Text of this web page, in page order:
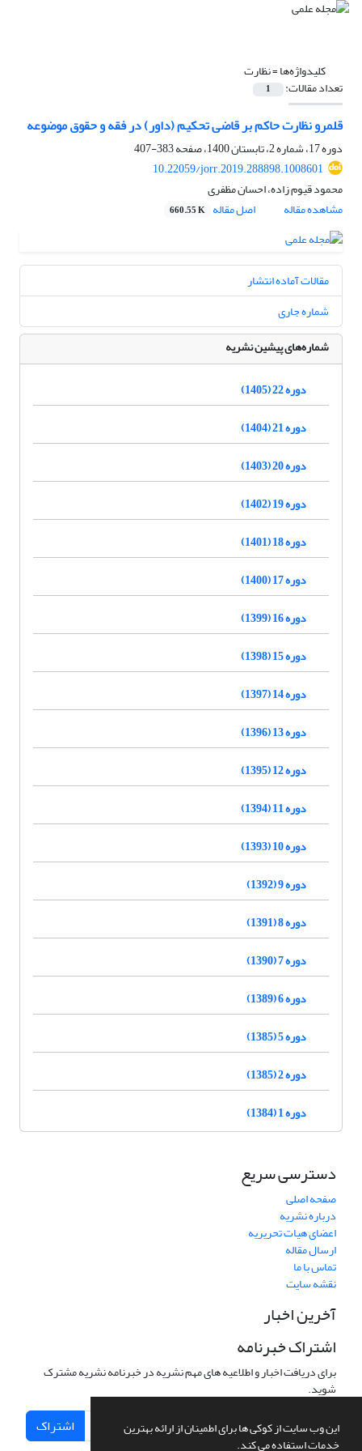
این وب سایت از کوکی ها برای اطمینان از ارائه بهترین
خدمات استفاده می کند.
کلیدواژه‌ها =نظارت
تعداد مقالات: 1
قلمرو نظارت حاکم بر قاضی تحکیم (داور) در فقه و حقوق موضوعه
دوره 17، شماره 2، تابستان 1400، صفحه
383-407
10.22059/jorr.2019.288898.1008601
محمود قیوم زاده، احسان مظفری
مشاهده مقاله
اصل مقاله 660.55 K
مقالات آماده انتشار
شماره جاری
شماره‌های پیشین نشریه
دوره 22 (1405)
دوره 21 (1404)
دوره 20 (1403)
دوره 19 (1402)
دوره 18 (1401)
دوره 17 (1400)
دوره 16 (1399)
دوره 15 (1398)
دوره 14 (1397)
دوره 13 (1396)
دوره 12 (1395)
دوره 11 (1394)
دوره 10 (1393)
دوره 9 (1392)
دوره 8 (1391)
دوره 7 (1390)
دوره 6 (1389)
دوره 5 (1385)
دوره 2 (1385)
دوره 1 (1384)
دسترسی سریع
صفحه اصلی
درباره نشریه
اعضای هیات تحریریه
ارسال مقاله
تماس با ما
نقشه سایت
آخرین اخبار
اشتراک خبرنامه
برای دریافت اخبار و اطلاعیه های مهم نشریه در خبرنامه نشریه مشترک
شوید.
اشتراک